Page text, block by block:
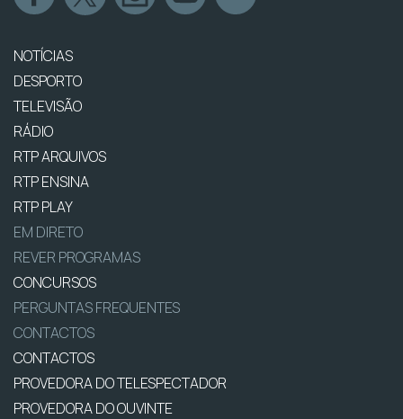
NOTÍCIAS
DESPORTO
TELEVISÃO
RÁDIO
RTP ARQUIVOS
RTP ENSINA
RTP PLAY
EM DIRETO
REVER PROGRAMAS
CONCURSOS
PERGUNTAS FREQUENTES
CONTACTOS
CONTACTOS
PROVEDORA DO TELESPECTADOR
PROVEDORA DO OUVINTE